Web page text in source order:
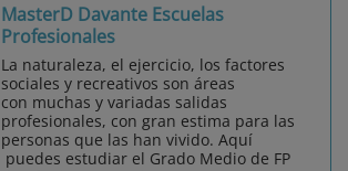
MasterD Davante Escuelas
Profesionales
La naturaleza, el ejercicio, los factores
sociales y recreativos son áreas
con muchas y variadas salidas
profesionales, con gran estima para las
personas que las han vivido. Aquí
puedes estudiar el Grado Medio de FP